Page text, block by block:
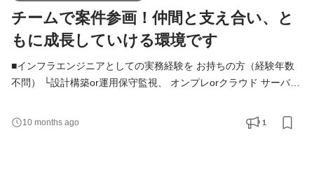
チームで案件参画！仲間と支え合い、と
もに成長していける環境です
■インフラエンジニアとしての実務経験を お持ちの方（経験年数
不問） └設計構築or運用保守監視、 オンプレorクラウド サーバor
迎 ＼一つでも当てはまる方は向いてます◎／ □コツコツ目の前の
仕事に取り組める □同年代の仲間と一緒に働きたい □人とコミュニ
10 months ago 1